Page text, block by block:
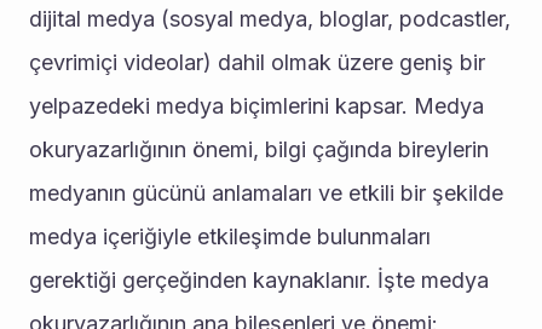
dijital medya (sosyal medya, bloglar, podcastler,
çevrimiçi videolar) dahil olmak üzere geniş bir
yelpazedeki medya biçimlerini kapsar. Medya
okuryazarlığının önemi, bilgi çağında bireylerin
medyanın gücünü anlamaları ve etkili bir şekilde
medya içeriğiyle etkileşimde bulunmaları
gerektiği gerçeğinden kaynaklanır. İşte medya
okuryazarlığının ana bileşenleri ve önemi: